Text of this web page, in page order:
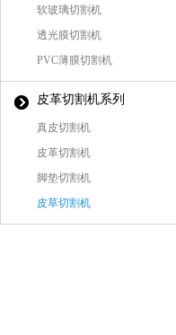
软玻璃切割机
透光膜切割机
PVC薄膜切割机
皮革切割机系列
真皮切割机
皮革切割机
脚垫切割机
皮草切割机